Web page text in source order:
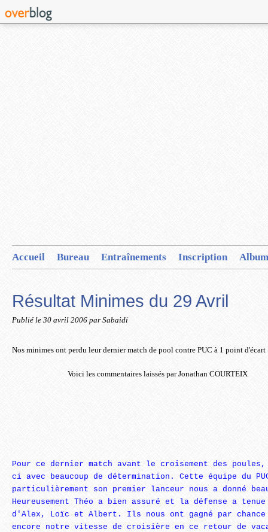
Accueil Bureau Entraînements Inscription
Résultat Minimes du 29 Avril
Publié le 30 avril 2006 par Sabaidi
Nos minimes ont perdu leur dernier match de pool contre PUC à 1 point
Voici les commentaires laissés par Jonathan COURTEIX
Pour ce dernier match avant le croisement des
ci avec beaucoup de détermination. Cette équipe du
particulièrement son premier lanceur nous a donné
Heureusement Théo a bien assuré et la défense a
d'Alex, Loïc et Albert. Ils nous ont gagné par
encore notre vitesse de croisière en ce retour de